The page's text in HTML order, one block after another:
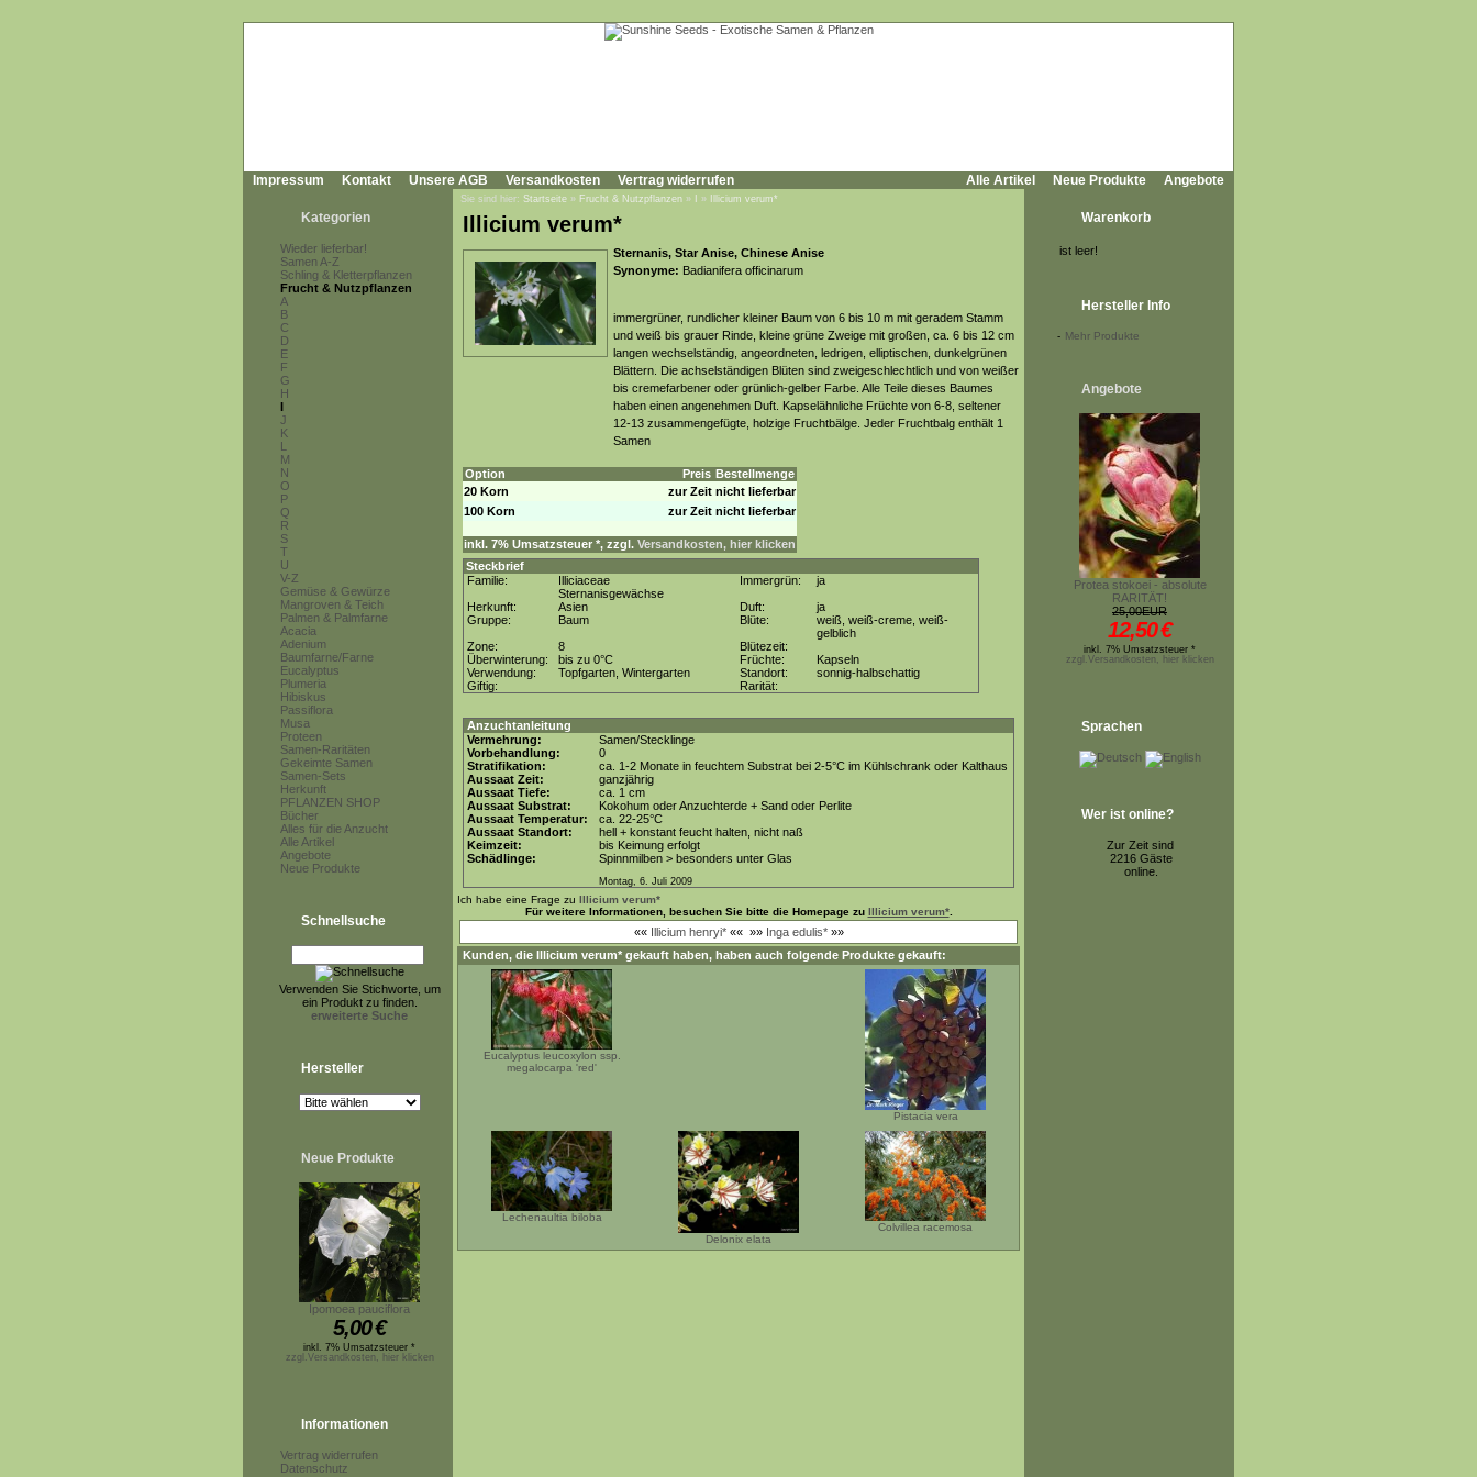
Impressum Kontakt Unsere AGB Versandkosten Vertrag widerrufen Alle Artikel Neue Produkte Angebote
Kategorien
Wieder lieferbar!
Samen A-Z
Schling & Kletterpflanzen
Frucht & Nutzpflanzen
A
B
C
D
E
F
G
H
I
J
K
L
M
N
O
P
Q
R
S
T
U
V-Z
Gemüse & Gewürze
Mangroven & Teich
Palmen & Palmfarne
Acacia
Adenium
Baumfarne/Farne
Eucalyptus
Plumeria
Hibiskus
Passiflora
Musa
Proteen
Samen-Raritäten
Gekeimte Samen
Samen-Sets
Herkunft
PFLANZEN SHOP
Bücher
Alles für die Anzucht
Alle Artikel
Angebote
Neue Produkte
Schnellsuche
Verwenden Sie Stichworte, um
ein Produkt zu finden.
erweiterte Suche
Hersteller
Neue Produkte
Ipomoea pauciflora
5,00€
inkl. 7% Umsatzsteuer *
zzgl.Versandkosten, hier klicken
Informationen
Vertrag widerrufen
Datenschutz
Sie sind hier: Startseite » Frucht & Nutzpflanzen » » Illicium verum*
Illicium verum*
Sternanis, Star Anise, Chinese Anise
Synonyme: Badianifera officinarum
immergrüner, rundlicher kleiner Baum von 6 bis 10 m mit geradem Stamm
und weiß bis grauer Rinde, kleine grüne Zweige mit großen, ca. 6 bis 12 cm
langen wechselständig, angeordneten, ledrigen, elliptischen, dunkelgrünen
Blättern. Die achselständigen Blüten sind zweigeschlechtlich und von weißer
bis cremefarbener oder grünlich-gelber Farbe. Alle Teile dieses Baumes
haben einen angenehmen Duft. Kapselähnliche Früchte von 6-8, seltener
12-13 zusammengefügte, holzige Fruchtbälge. Jeder Fruchtbalg enthält 1
Samen
Option Preis Bestellmenge
20 Korn
zur Zeit nicht lieferbar
100 Korn
zur Zeit nicht lieferbar
inkl. 7% Umsatzsteuer *, zzgl. Versandkosten, hier klicken
Steckbrief
Familie:
Illiciaceae
Sternanisgewächse
Immergrün:
ja
Herkunft:
Asien Duft:
ja
Gruppe:
Baum Blüte:
weiß, weiß-creme, weiß-
gelblich
Zone:
8
Blütezeit:
Überwinterung:
bis zu 0°C Früchte:
Kapseln
Verwendung:
Topfgarten, Wintergarten Standort:
sonnig-halbschattig
Giftig:
Rarität:
Anzuchtanleitung
Vermehrung:
Samen/Stecklinge
Vorbehandlung:
0
Stratifikation:
ca. 1-2 Monate in feuchtem Substrat bei 2-5°C im Kühlschrank oder Kalthaus
Aussaat Zeit:
ganzjährig
Aussaat Tiefe:
ca. 1 cm
Aussaat Substrat:
Kokohum oder Anzuchterde + Sand oder Perlite
Aussaat Temperatur:
ca. 22-25°C
Aussaat Standort:
hell + konstant feucht halten, nicht naß
Keimzeit:
bis Keimung erfolgt
Schädlinge:
Spinnmilben > besonders unter Glas
Montag, 6. Juli 2009
Ich habe eine Frage zu Illicium verum*
Für weitere Informationen, besuchen Sie bitte die Homepage zu Illicium verum*.
«« Illicium henryi*«« »» Inga edulis*»»
Kunden, die Illicium verum* gekauft haben, haben auch folgende Produkte gekauft:
Eucalyptus leucoxylon ssp.
megalocarpa 'red'
Pistacia vera
Lechenaultia biloba
Delonix elata
Colvillea racemosa
Warenkorb
ist leer!
Hersteller Info
- Mehr Produkte
Angebote
Protea stokoei - absolute
RARITÄT!
25,00EUR
12,50€
inkl. 7% Umsatzsteuer *
zzgl.Versandkosten, hier klicken
Sprachen
Wer ist online?
Zur Zeit sind
2216 Gäste
online.